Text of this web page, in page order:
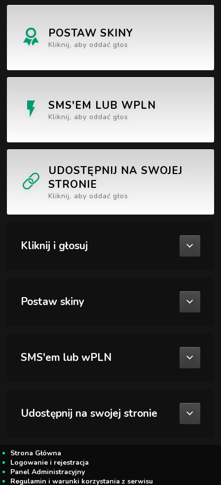
POSTAW SKINY
Kliknij, aby oddać głos
SMS'EM LUB WPLN
Kliknij, aby oddać głos
UDOSTĘPNIJ NA SWOJEJ
STRONIE
Kliknij, aby oddać głos
Kliknij i głosuj
Postaw skiny
SMS'em lub wPLN
Udostępnij na swojej stronie
Strona Główna
Logowanie i rejestracja
Panel Administracyjny
Regulamin i warunki korzystania z serwisu